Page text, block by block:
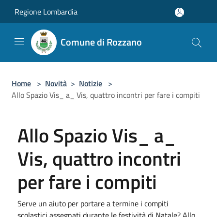
Regione Lombardia
Comune di Rozzano
Home > Novità > Notizie >
Allo Spazio Vis_ a_ Vis, quattro incontri per fare i compiti
Allo Spazio Vis_ a_
Vis, quattro incontri
per fare i compiti
Serve un aiuto per portare a termine i compiti